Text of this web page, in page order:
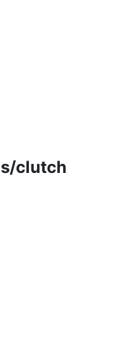
clutch